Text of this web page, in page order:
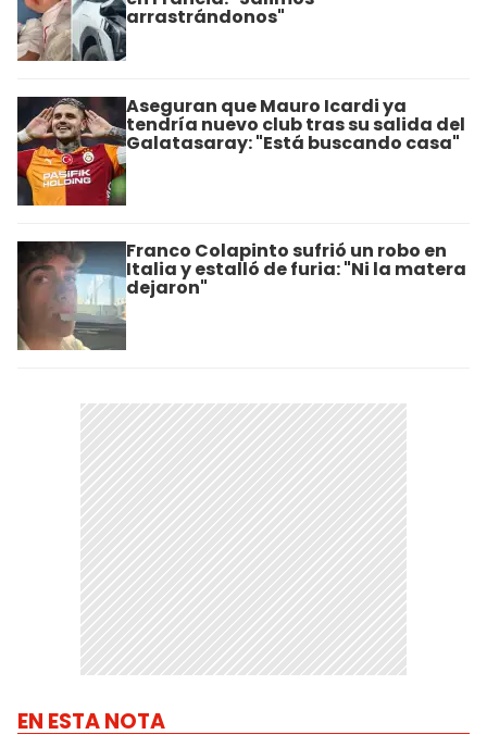
arrastrándonos"
Aseguran que Mauro Icardi ya
tendría nuevo club tras su salida del
Galatasaray: "Está buscando casa"
Franco Colapinto sufrió un robo en
Italia y estalló de furia: "Ni la matera
dejaron"
EN ESTA NOTA